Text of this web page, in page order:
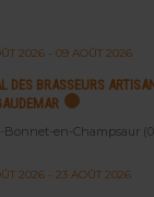
2026- 09 AOÛT 2026
DES BRASSEURS
Bonnet-en-Champsaur
2026- 23 AOÛT 2026